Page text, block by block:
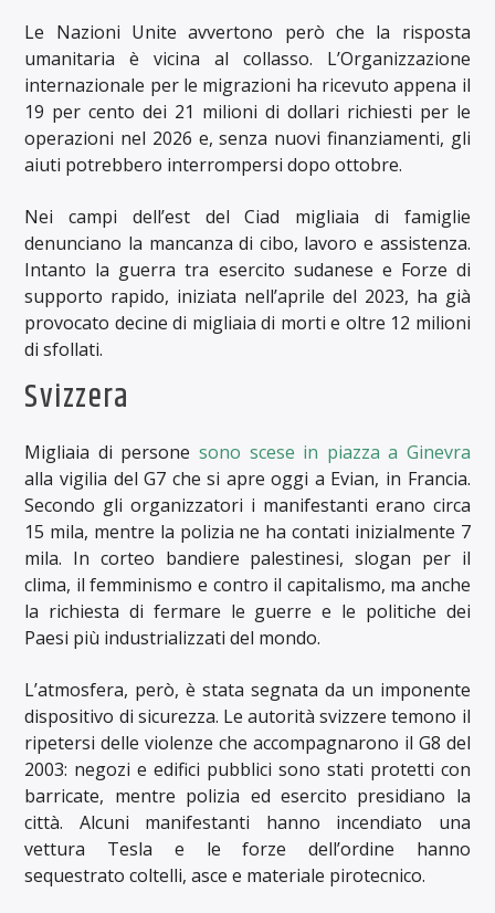
Le Nazioni Unite avvertono però che la risposta
umanitaria è vicina al collasso. L’Organizzazione
internazionale per le migrazioni ha ricevuto appena il
19 per cento dei 21 milioni di dollari richiesti per le
operazioni nel 2026 e, senza nuovi finanziamenti, gli
aiuti potrebbero interrompersi dopo ottobre.
Nei campi dell’est del Ciad migliaia di famiglie
denunciano la mancanza di cibo, lavoro e assistenza.
Intanto la guerra tra esercito sudanese e Forze di
supporto rapido, iniziata nell’aprile del 2023, ha già
provocato decine di migliaia di morti e oltre 12 milioni
di sfollati.
Svizzera
Migliaia di persone sono scese in piazza a Ginevra
alla vigilia del G7 che si apre oggi a Evian, in Francia.
Secondo gli organizzatori i manifestanti erano circa
15 mila, mentre la polizia ne ha contati inizialmente 7
mila. In corteo bandiere palestinesi, slogan per il
clima, il femminismo e contro il capitalismo, ma anche
la richiesta di fermare le guerre e le politiche dei
Paesi più industrializzati del mondo.
L’atmosfera, però, è stata segnata da un imponente
dispositivo di sicurezza. Le autorità svizzere temono il
ripetersi delle violenze che accompagnarono il G8 del
2003: negozi e edifici pubblici sono stati protetti con
barricate, mentre polizia ed esercito presidiano la
città. Alcuni manifestanti hanno incendiato una
vettura Tesla e le forze dell’ordine hanno
sequestrato coltelli, asce e materiale pirotecnico.